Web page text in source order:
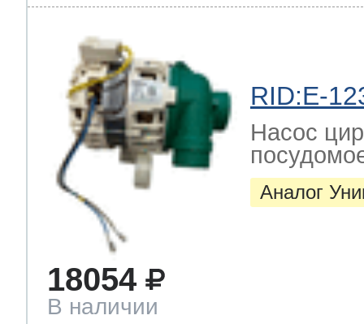
RID:E-
Насос
Аналог
18054
В наличии